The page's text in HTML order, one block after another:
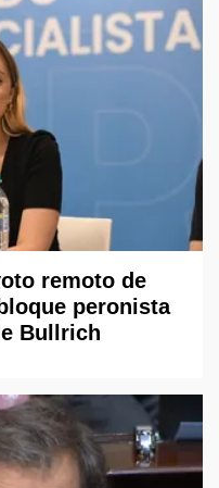
remoto de
peronista
Bullrich